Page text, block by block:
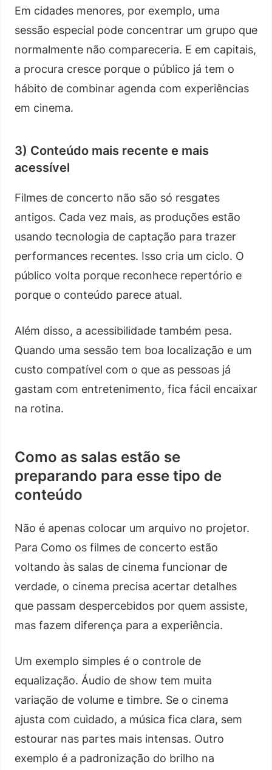
Em cidades menores, por exemplo, uma
sessão especial pode concentrar um grupo que
normalmente não compareceria. E em capitais,
a procura cresce porque o público já tem o
hábito de combinar agenda com experiências
em cinema.
3) Conteúdo mais recente e mais
acessível
Filmes de concerto não são só resgates
antigos. Cada vez mais, as produções estão
usando tecnologia de captação para trazer
performances recentes. Isso cria um ciclo. O
público volta porque reconhece repertório e
porque o conteúdo parece atual.
Além disso, a acessibilidade também pesa.
Quando uma sessão tem boa localização e um
custo compatível com o que as pessoas já
gastam com entretenimento, fica fácil encaixar
na rotina.
Como as salas estão se
preparando para esse tipo de
conteúdo
Não é apenas colocar um arquivo no projetor.
Para Como os filmes de concerto estão
voltando às salas de cinema funcionar de
verdade, o cinema precisa acertar detalhes
que passam despercebidos por quem assiste,
mas fazem diferença para a experiência.
Um exemplo simples é o controle de
equalização. Áudio de show tem muita
variação de volume e timbre. Se o cinema
ajusta com cuidado, a música fica clara, sem
estourar nas partes mais intensas. Outro
exemplo é a padronização do brilho na